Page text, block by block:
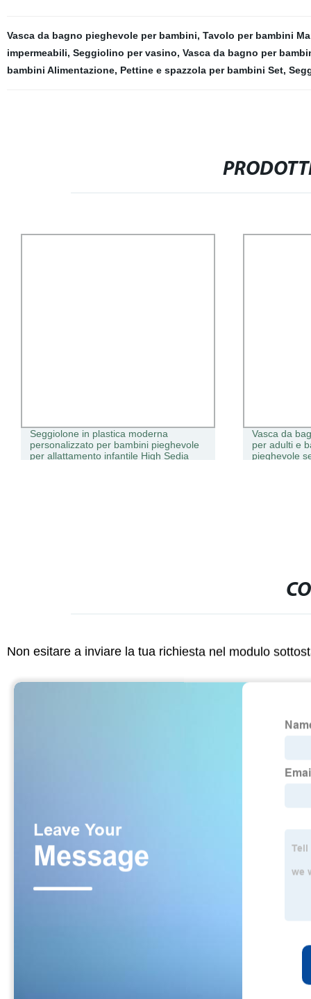
Vasca da bagno pieghevole per bambini, Tavolo per bambini
impermeabili, Seggiolino per vasino, Vasca da bagno per
bambini Alimentazione, Pettine e spazzola per bambini Set,
Seggiolone in plastica moderna
personalizzato per bambini pieghevole
per allattamento infantile High Sedia
Vasca da
per adulti e
pieghevole
Non esitare a inviare la tua richiesta nel modulo